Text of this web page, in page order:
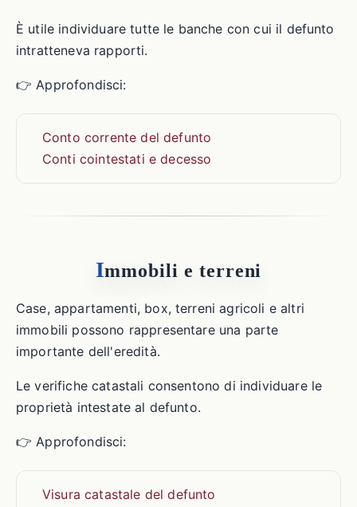
È utile individuare tutte le banche con cui il defunto
intratteneva rapporti.
👉 Approfondisci:
Conto corrente del defunto
Conti cointestati e decesso
Immobili e terreni
Case, appartamenti, box, terreni agricoli e altri
immobili possono rappresentare una parte
importante dell'eredità.
Le verifiche catastali consentono di individuare le
proprietà intestate al defunto.
👉 Approfondisci:
Visura catastale del defunto